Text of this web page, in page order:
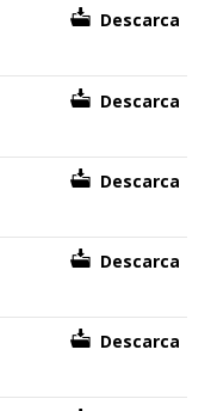
Descarca
Descarca
Descarca
Descarca
Descarca